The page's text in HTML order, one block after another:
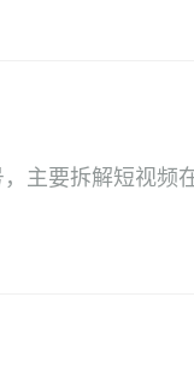
主要拆解短视频